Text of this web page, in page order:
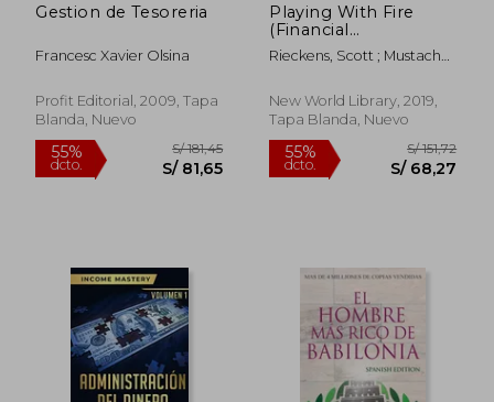
dcto.
S/ 196,82
S/ 88,57 dcto.
Gestion de Tesoreria
Francesc Xavier Olsina
Profit Editorial, 2009, Tapa
Blanda, Nuevo
Playing With Fire
(Financial
Independence Retire
Early): How far Would
Freedom? (en Inglés)
Rieckens, Scott ; Mustache,
New World Library, 2019,
Tapa Blanda, Nuevo